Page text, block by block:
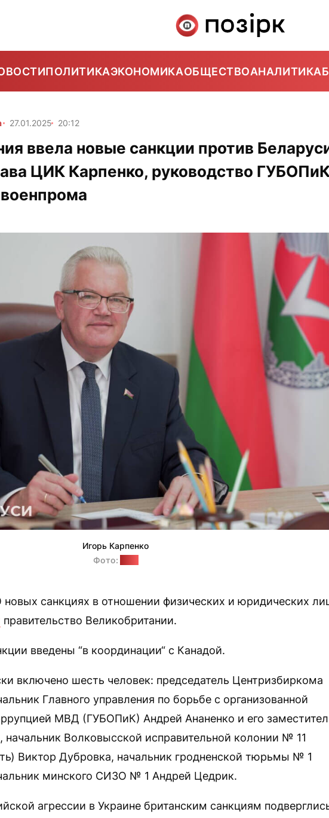
ПОЛИТИКАЭКОНОМИКАОБЩЕСТВОАНАЛИТИКА
27.01.2025 20:12
ввела новые санкции против
ЦИК Карпенко, руководство
Игорь Карпенко
Фото:
новых санкциях в отношении физических и юридических
правительство Великобритании.
введены “в координации“ с Канадой.
включено шесть человек: председатель Центризбиркома
Главного управления по борьбе с организованной
МВД (ГУБОПиК) Андрей Ананенко и его
начальник Волковысской исправительной колонии № 11
Виктор Дубровка, начальник гродненской тюрьмы № 1
минского СИЗО № 1 Андрей Цедрик.
агрессии в Украине британским санкциям